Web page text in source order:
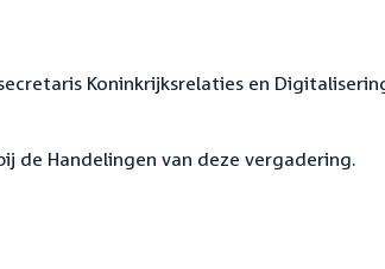
Koninkrijksrelaties en
de Handelingen van deze vergadering.